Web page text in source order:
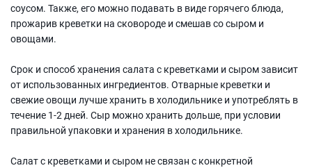
соусом. Также, его можно подавать в виде горячего блюда,
прожарив креветки на сковороде и смешав со сыром и
овощами.
Срок и способ хранения салата с креветками и сыром зависит
от использованных ингредиентов. Отварные креветки и
свежие овощи лучше хранить в холодильнике и употреблять в
течение 1-2 дней. Сыр можно хранить дольше, при условии
правильной упаковки и хранения в холодильнике.
Салат с креветками и сыром не связан с конкретной